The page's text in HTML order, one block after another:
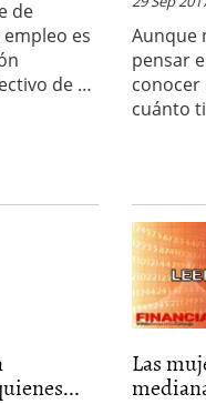
errores
de
es
de …
Aunque
pensar
conocer
cuánto
Las